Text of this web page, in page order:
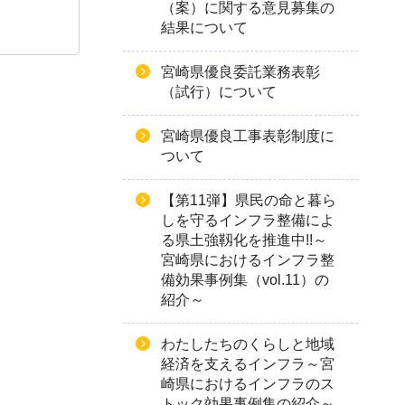
（案）に関する意見募集の
結果について
宮崎県優良委託業務表彰
（試行）について
宮崎県優良工事表彰制度に
ついて
【第11弾】県民の命と暮ら
しを守るインフラ整備によ
る県土強靱化を推進中!!～
宮崎県におけるインフラ整
備効果事例集（vol.11）の
紹介～
わたしたちのくらしと地域
経済を支えるインフラ～宮
崎県におけるインフラのス